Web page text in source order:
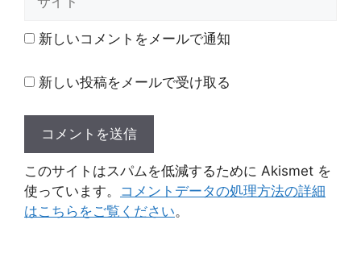
ト 新しいコメントをメールで通知
新しい投稿をメールで受け取る
このサイトはスパムを低減するために Akismet を
使っています。 コメントデータの処理方法の詳細
はこちらをご覧ください。